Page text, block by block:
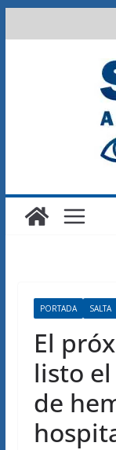
al
PORTADA SALTA
El
listo
de